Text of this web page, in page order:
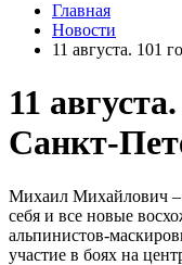
Главная
Новости
11 августа. 101
11
Санкт-
Михаил Михайлович –
себя и все новые
альпинистов-
участие в боях на